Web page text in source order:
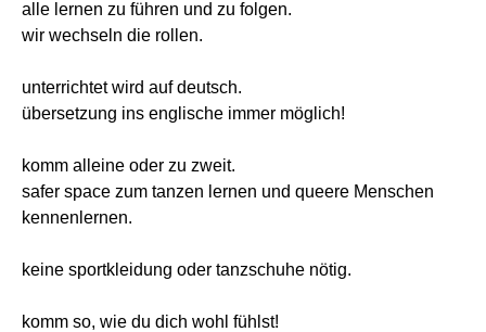
alle lernen zu führen und zu folgen.
wir wechseln die rollen.
unterrichtet wird auf deutsch.
übersetzung ins englische immer möglich!
komm alleine oder zu zweit.
safer space zum tanzen lernen und queere Menschen
kennenlernen.
keine sportkleidung oder tanzschuhe nötig.
komm so, wie du dich wohl fühlst!